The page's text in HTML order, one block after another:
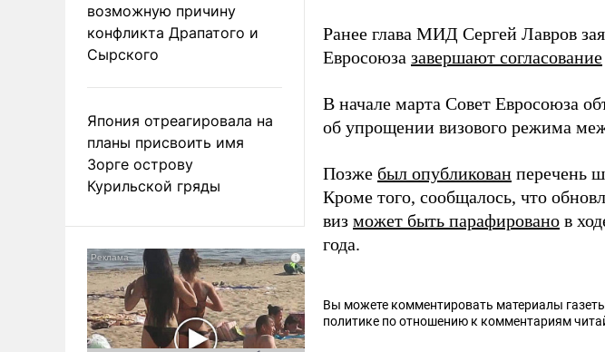
возможную причину
конфликта Драпатого и
Сырского
Япония отреагировала на
планы присвоить имя
Зорге острову
Курильской гряды
Ранее глава МИД Сергей Лавров
Евросоюза завершают согласование
В начале марта Совет Евросоюза
об упрощении визового режима
Позже был опубликован перечень
Кроме того, сообщалось, что
виз может быть парафировано в
года.
Вы можете комментировать материалы
политике по отношению к комментариям